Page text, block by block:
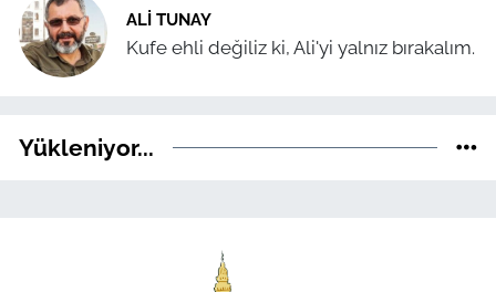
ALI TUNAY
Kufe ehli değiliz ki, Ali'yi yalnız bırakalım.
Yükleniyor...